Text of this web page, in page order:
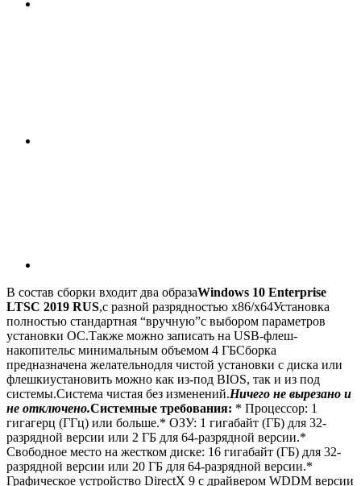
В состав сборки входит два образаWindows 10 Enterprise
LTSС 2019 RUS,с разной разрядностью x86/x64Установка
полностью стандартная “вручную”с выбором параметров
установки ОС.Также можно записать на USB-флеш-
накопительс минимальным объемом 4 ГБСборка
предназначена желательнодля чистой установки с диска или
флешкиустановить можно как из-под BIOS, так и из под
системы.Система чистая без изменений.Ничего не вырезано и
не отключено.Системные требования: * Процессор: 1
гигагерц (ГГц) или больше.* ОЗУ: 1 гигабайт (ГБ) для 32-
разрядной версии или 2 ГБ для 64-разрядной версии.*
Свободное место на жестком диске: 16 гигабайт (ГБ) для 32-
разрядной версии или 20 ГБ для 64-разрядной версии.*
Графическое устройство DirectX 9 с драйвером WDDM версии